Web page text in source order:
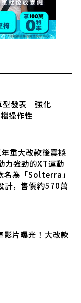
型發表 強化
操作性
重大改款後震撼
力強勁的XT運動
名為「Solterra」
計，售價約570萬
片曝光！大改款